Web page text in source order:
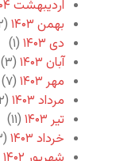
اردیبهشت ۱۴۰۴
بهمن ۱۴۰۳
(۲)
دی ۱۴۰۳
(۱)
آبان ۱۴۰۳
(۳)
مهر ۱۴۰۳
(۷)
مرداد ۱۴۰۳
(۲)
تیر ۱۴۰۳
(۱۱)
خرداد ۱۴۰۳
(۱۳)